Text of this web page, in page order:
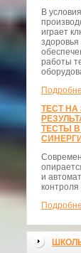
В
играет
здоровья
работы
ТЕСТ НА
ТЕСТЫ
и